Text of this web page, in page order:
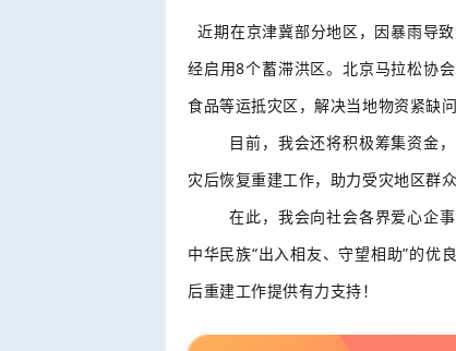
近期在京津冀部分地区，因暴雨导
经启用8个蓄滞洪区。北京马拉松协
食品等运抵灾区，解决当地物资紧缺问
目前，我会还将积极筹集资金，
灾后恢复重建工作，助力受灾地区群
在此，我会向社会各界爱心企事
中华民族“出入相友、守望相助”的优
后重建工作提供有力支持！